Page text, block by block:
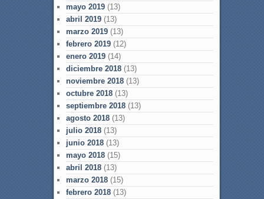
mayo 2019(13)
abril 2019(13)
marzo 2019(13)
febrero 2019(12)
enero 2019(14)
diciembre 2018(13)
noviembre 2018(13)
octubre 2018(13)
septiembre 2018(13)
agosto 2018(13)
julio 2018(13)
junio 2018(13)
mayo 2018(15)
abril 2018(13)
marzo 2018(15)
febrero 2018(13)